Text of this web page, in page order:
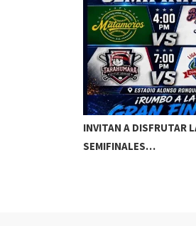
INVITAN A DISFRUTAR
SEMIFINALES…